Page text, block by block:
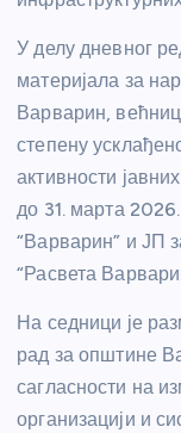
У делу дневног
материјала за
Варварин,
степену
активности
до 31. марта
“Варварин” и ЈП
“Расвета
На седници је
рад за општине
сагласности на
организацији и